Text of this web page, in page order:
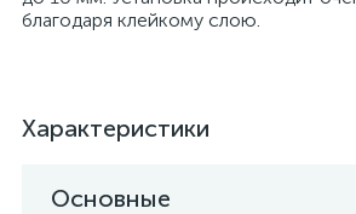
благодаря клейкому слою.
Характеристики
Основные